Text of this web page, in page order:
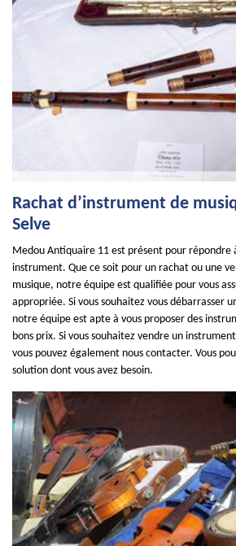
Rachat d’instrument de
Selve
Medou Antiquaire 11 est présent pour répondre
instrument. Que ce soit pour un rachat ou une
musique, notre équipe est qualifiée pour vous
appropriée. Si vous souhaitez vous débarrasser
notre équipe est apte à vous proposer des
bons prix. Si vous souhaitez vendre un
vous pouvez également nous contacter. Vous
solution dont vous avez besoin.